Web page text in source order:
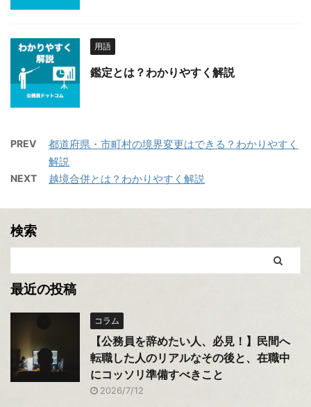
用語
鑑定とは？わかりやすく解説
PREV
都道府県・市町村の境界変更はできる？わかりやすく
解説
NEXT 越境合併とは？わかりやすく解説
検索
最近の投稿
コラム
【公務員を辞めたい人、必見！】民間へ
転職した人のリアルなその後と、在職中
にコッソリ準備すべきこと
2026/7/12